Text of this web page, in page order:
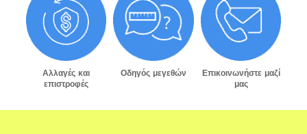
Αλλαγές και
επιστροφές
Οδηγός μεγεθών
Επικοινωνήστε μαζί
μας